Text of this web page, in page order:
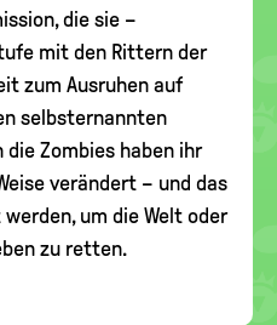
die sie –
mit den Rittern der
zum Ausruhen auf
selbsternannten
Zombies haben ihr
verändert – und das
um die Welt oder
zu retten.